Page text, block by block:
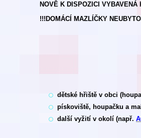
NOVĚ K DISPOZICI VYBAVENÁ
!!!DOMÁCÍ MAZLÍČKY
dětské hřiště v obci
pískoviště, houpačku a
další vyžití v okolí (např.